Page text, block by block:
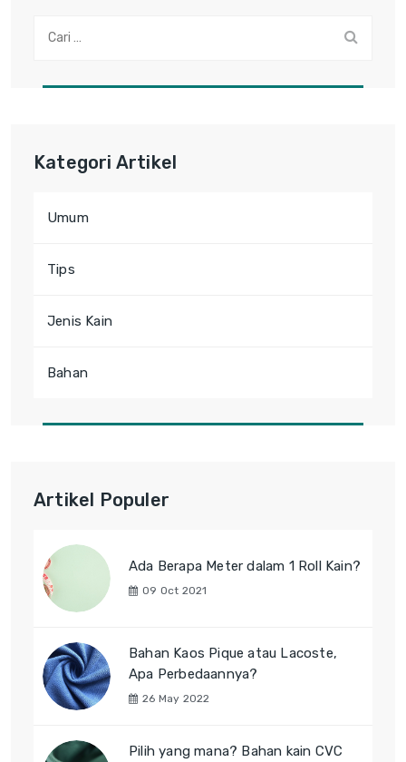
Kategori Artikel
Umum
Tips
Jenis Kain
Bahan
Artikel Populer
Ada Berapa Meter dalam 1 Roll Kain?
09 Oct 2021
Bahan Kaos Pique atau Lacoste,
Apa Perbedaannya?
26 May 2022
Pilih yang mana? Bahan kain CVC